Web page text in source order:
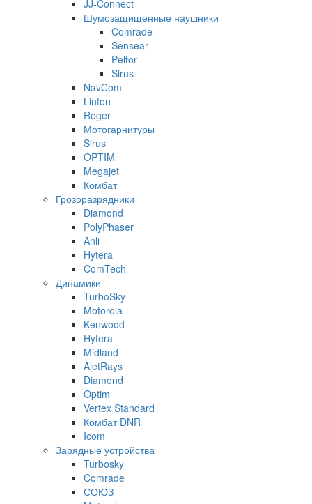
JJ-Connect
Шумозащищенные наушники
Comrade
Sensear
Peltor
Sirus
NavCom
Linton
Roger
Мотогарнитуры
Sirus
OPTIM
Megajet
Комбат
Грозоразрядники
Diamond
PolyPhaser
Anli
Hytera
ComTech
Динамики
TurboSky
Motorola
Kenwood
Hytera
Midland
AjetRays
Diamond
Optim
Vertex Standard
Комбат DNR
Icom
Зарядные устройства
Turbosky
Comrade
СОЮЗ